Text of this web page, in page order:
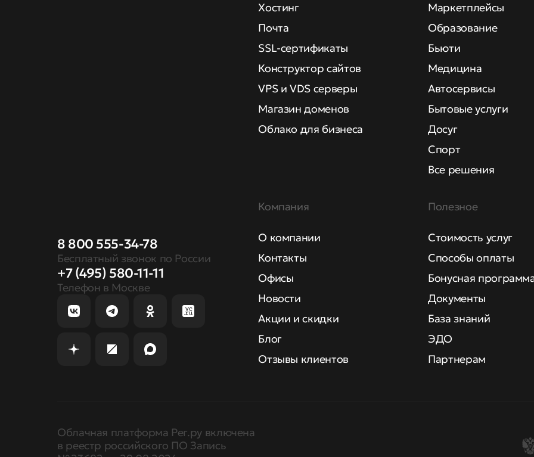
8 800 555-34-78
Бесплатный звонок по России
+7 (495) 580-11-11
Телефон в Москве
Хостинг
Почта
SSL-сертификаты
Конструктор сайтов
VPS и VDS серверы
Магазин доменов
Облако для бизнеса
Маркетплейсы
Образование
Бьюти
Медицина
Автосервисы
Бытовые услуги
Досуг
Спорт
Все решения
Компания
О компании
Контакты
Офисы
Новости
Акции и скидки
Блог
Отзывы клиентов
Полезное
Стоимость услуг
Способы оплаты
Бонусная
Документы
База знаний
ЭДО
Партнерам
Облачная платформа Рег.ру включена
в реестр российского ПО Запись